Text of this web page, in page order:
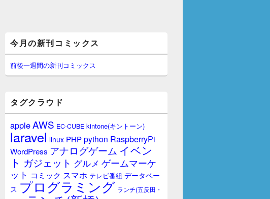
イ
ン
サ
イ
ー
ジ
ッ
ト
今月の新刊コミックス
前後一週間の新刊コミックス
タグクラウド
appleAWS EC-CUBE kintone(キントーン)
laravel linux PHPpython RaspberryPi
WordPress アナログゲーム イベン
ト ガジェット グルメ ゲームマーケ
ット コミック スマホ テレビ番組 データベー
ス プログラミング ランチ(五反田・